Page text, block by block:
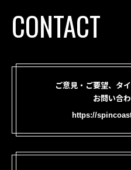
CONTACT
ご意見・ご要望、タ
お問い合
https://